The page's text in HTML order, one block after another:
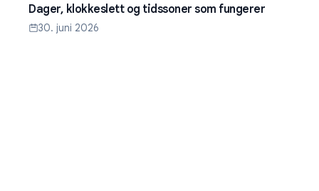
Dager, klokkeslett og tidssoner som fungerer
30. juni 2026